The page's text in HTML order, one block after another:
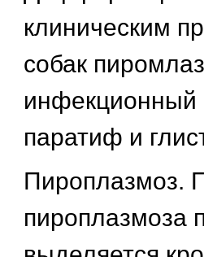
клиническим
собак
инфекционный
паратиф и
Пироплазмоз.
пироплазмоза